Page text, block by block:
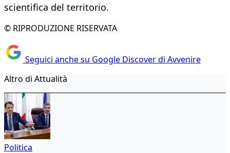
scientifica del territorio.
© RIPRODUZIONE RISERVATA
Seguici anche su Google Discover di Avvenire
Altro di Attualità
Politica